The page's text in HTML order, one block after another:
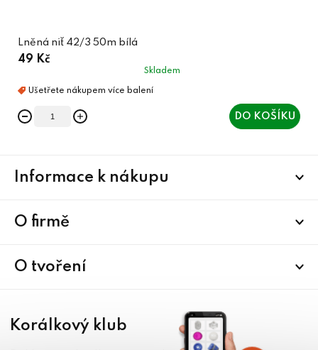
Lněná niť 42/3 50m bílá
49 Kč
Skladem
DO KOŠÍKU
Informace k nákupu
O firmě
O tvoření
Korálkový klub